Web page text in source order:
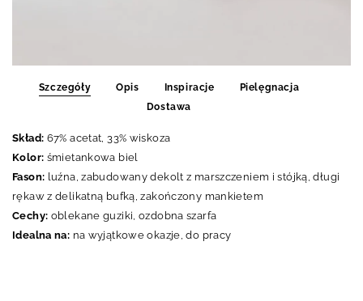
Szczegóły Opis Inspiracje
Pielęgnacja
Dostawa
Skład: 67% acetat, 33% wiskoza
Kolor: śmietankowa biel
Fason: luźna, zabudowany dekolt z marszczeniem i stójką, długi
rękaw z delikatną bufką, zakończony mankietem
Cechy: oblekane guziki, ozdobna szarfa
Idealna na: na wyjątkowe okazje, do pracy